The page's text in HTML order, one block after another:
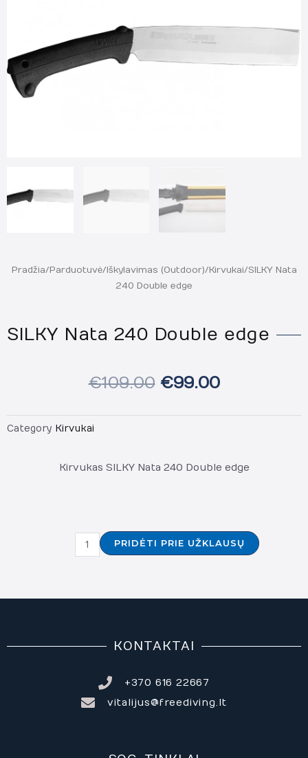
Pradžia/Parduotuvė/Iškylavimas (Outdoor)/Kirvukai/ SILKY Nata
240 Double edge
SILKY Nata 240 Double edge
€109.00 €99.00
Category Kirvukai
Kirvukas SILKY Nata 240 Double edge
produkto
kiekis:
PRIDĖTI PRIE UŽKLAUSŲ
KONTAKTAI
+370 616 22667
vitalijus@freediving.lt